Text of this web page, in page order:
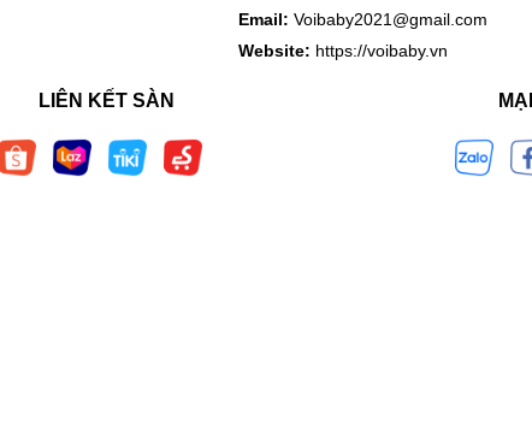
Email: Voibaby2021@gmail.com
Website: https://voibaby.vn
LIÊN KẾT SÀN